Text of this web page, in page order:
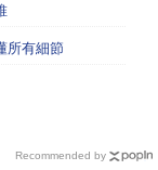
所有細節
Recommended by